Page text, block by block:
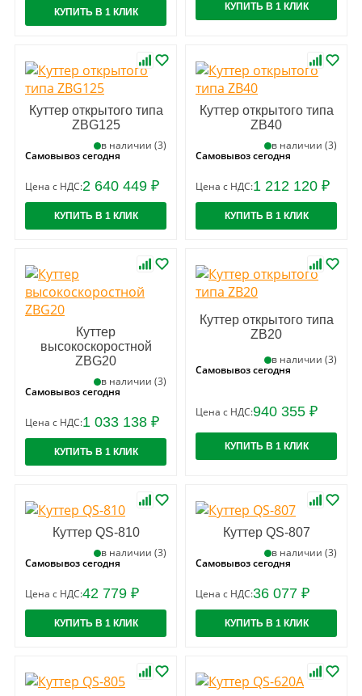
КУПИТЬ В 1 КЛИК КУПИТЬ В 1 КЛИК
Куттер открытого типа
ZBG125
в наличии (3)
Самовывоз сегодня
Цена с НДС:2 640 449 ₽
КУПИТЬ В 1 КЛИК
Куттер открытого типа
ZB40
в наличии (3)
Самовывоз сегодня
Цена с НДС:1 212 120 ₽
КУПИТЬ В 1 КЛИК
Куттер
высокоскоростной
ZBG20
в наличии (3)
Самовывоз сегодня
Цена с НДС:1 033 138 ₽
КУПИТЬ В 1 КЛИК
Куттер открытого типа
ZB20
в наличии (3)
Самовывоз сегодня
Цена с НДС:940 355 ₽
КУПИТЬ В 1 КЛИК
Куттер QS-810
в наличии (3)
Самовывоз сегодня
Цена с НДС:42 779 ₽
КУПИТЬ В 1 КЛИК
Куттер QS-807
в наличии (3)
Самовывоз сегодня
Цена с НДС:36 077 ₽
КУПИТЬ В 1 КЛИК